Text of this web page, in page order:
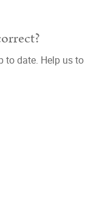
to date. Help us to